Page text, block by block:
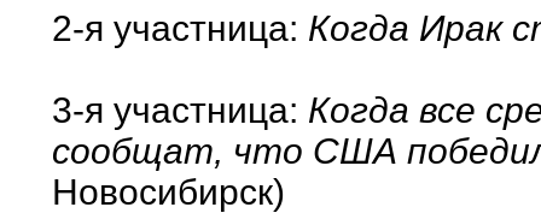
2-я участница: Когда Ирак
3-я участница: Когда все
сообщат, что США
Новосибирск)